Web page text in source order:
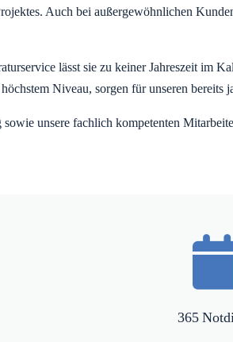
Auch bei außergewöhnlichen
lässt sie zu keiner Jahreszeit im
Niveau, sorgen für unseren bereits
unsere fachlich kompetenten
365